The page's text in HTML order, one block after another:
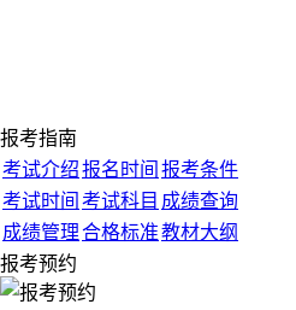
报考指南
考试介绍报名时间 报考条件
考试时间 考试科目 成绩查询
成绩管理合格标准教材大纲
报考预约